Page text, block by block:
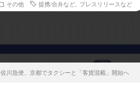
その他 提携/合弁など プレスリリースなど
佐川急便、京都でタクシーと「客貨混載」開始へ